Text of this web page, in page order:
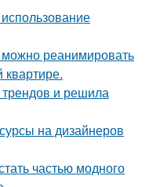
реанимировать
и решила
на дизайнеров
частью модного